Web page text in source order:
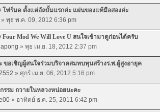
โฟร์มด ตั้งแต่อัลบั้มแรกค่ะ แผ่นของแท้มือสองค่ะ
» พุธ พ.ค. 09, 2012 6:36 pm
Four Mod We Will Love U สนใจเข้ามาดูก่อนได้ครับ
» พุธ เม.ย. 18, 2012 2:37 pm
ขอเชิญผู้สนใจร่วมบริจาคสมทบทุนสร้างร.พ.ผู้สูงอายุค
» ศุกร์ เม.ย. 06, 2012 5:16 pm
รรม ถวายในหลวงหน่อยนะคะ
» อาทิตย์ ธ.ค. 25, 2011 6:42 pm